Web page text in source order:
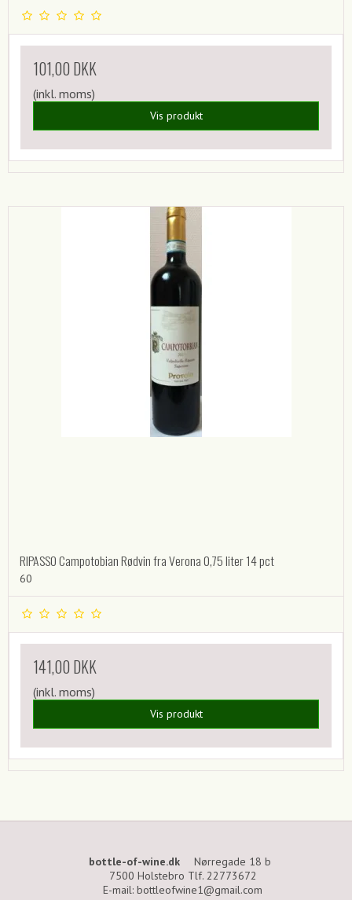
101,00 DKK
(inkl. moms)
Vis produkt
RIPASSO Campotobian Rødvin fra Verona 0,75 liter 14 pct
60
141,00 DKK
(inkl. moms)
Vis produkt
bottle-of-wine.dk
Nørregade 18 b
7500 Holstebro Tlf. 22773672
E-mail: bottleofwine1@gmail.com